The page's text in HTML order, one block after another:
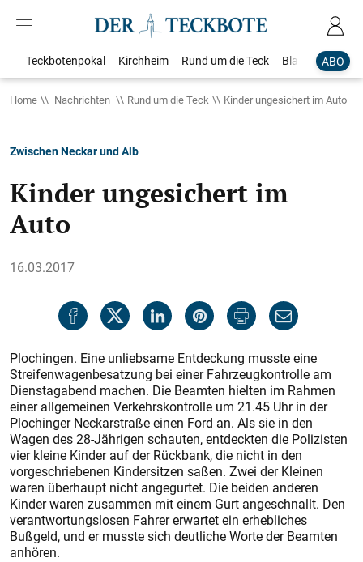
ABO
Teckbotenpokal Kirchheim Rund um die Teck Blaulicht
Home Nachrichten Rund um die Teck Kinder ungesichert im Auto
Zwischen Neckar und Alb
Kinder ungesichert im
Auto
16.03.2017
Plochingen. Eine unliebsame Entdeckung musste eine
Streifenwagenbesatzung bei einer Fahrzeugkontrolle am
Dienstagabend machen. Die Beamten hielten im Rahmen
einer allgemeinen Verkehrskontrolle um 21.45 Uhr in der
Plochinger Neckarstraße einen Ford an. Als sie in den
Wagen des 28-Jährigen schauten, entdeckten die Polizisten
vier kleine Kinder auf der Rückbank, die nicht in den
vorgeschriebenen Kindersitzen saßen. Zwei der Kleinen
waren überhaupt nicht angegurtet. Die beiden anderen
Kinder waren zusammen mit einem Gurt angeschnallt. Den
verantwortungslosen Fahrer erwartet ein erhebliches
Bußgeld, und er musste sich deutliche Worte der Beamten
anhören.